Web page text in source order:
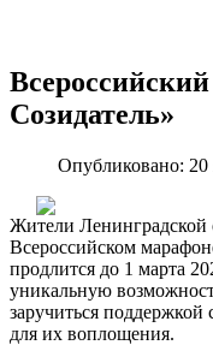
Созидатель»
Опубликовано: 20
Жители Ленинградской
Всероссийском
продлится до 1 марта
уникальную
заручиться
для их воплощения.